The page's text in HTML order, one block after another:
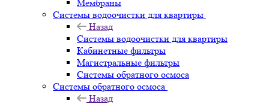
Мембраны
Системы водоочистки для квартиры
Назад
Системы водоочистки для квартиры
Кабинетные фильтры
Магистральные фильтры
Системы обратного осмоса
Системы обратного осмоса
Назад